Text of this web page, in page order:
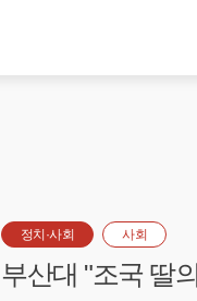
정치·사회 사회
부산대 "조국 딸